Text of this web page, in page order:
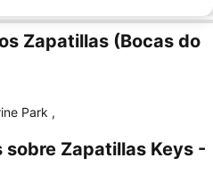
Zapatillas (Bocas do
Park ,
Zapatillas Keys -